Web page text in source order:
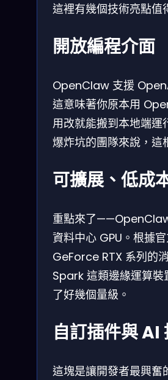
這裡有幾個技術亮點值
開放編程介面
OpenClaw 支援
這意味著你原本用
用改就能搬到本地端運
爆炸坑的團隊來說，這
可擴展、低成
重點來了
資料中心 GPU。根據
GeForce RTX 系列的
Spark 這類邊緣運算裝
了好幾個量級。
自訂插件與 AI
這塊是讓開發者最興奮